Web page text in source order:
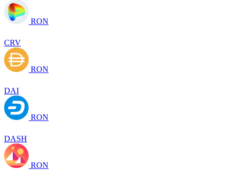
RON
CRV
RON
DAI
RON
DASH
RON